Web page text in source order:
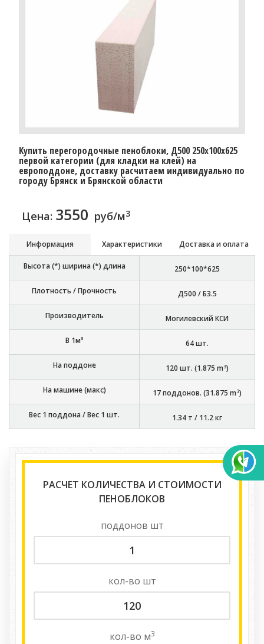
Купить перегородочные пеноблоки, Д500 250x100x625
первой категории (для кладки на клей) на
европоддоне, доставку расчитаем индивидуально по
городу Брянск и Брянской области
Цена: 3550 руб/м3
Информация Характеристики Доставка и оплата
Высота (*) ширина (*) длина 250*100*625
Плотность / Прочность Д500 / Б3.5
Производитель Могилевский КСИ
В 1м³ 64шт.
На поддоне 120 шт. (1.875 m3)
На машине (макс) 17поддонов. (31.875 m3)
Вес 1 поддона / Вес 1 шт. 1.34 т / 11.2 кг
РАСЧЕТ КОЛИЧЕСТВА И СТОИМОСТИ
ПЕНОБЛОКОВ
поддонов шт
кол-во шт
кол-во м3